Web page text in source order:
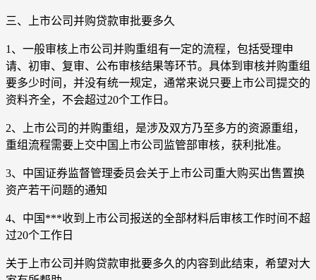
三、上市公司并购贷款审批要多久
1、一般审核上市公司并购重组有一定的流程，包括受理申
请、初审、复审、公布审核结果等环节。具体到审核并购重组
要多少时间，并没有统一规定，通常来说只要上市公司提交的
资料齐全，不会超过20个工作日。
2、上市公司的并购重组，是涉及双方乃至多方的资源重组，
重组流程需要上交中国上市公司监管部审核，获利批准。
3、中国证券监督管理委员会关于上市公司重大购买出售置换
资产若干问题的通知
4、中国***收到上市公司报送的全部材料后审核工作时间不超
过20个工作日
关于上市公司并购贷款审批要多久的内容到此结束，希望对大